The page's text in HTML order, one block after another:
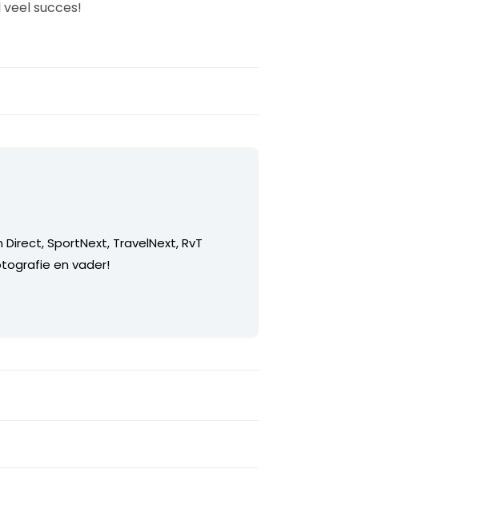
succes!
SportNext, TravelNext, RvT
en vader!